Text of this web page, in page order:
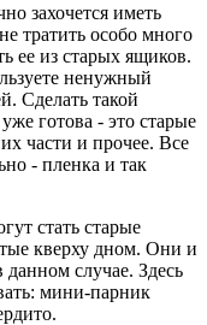
захочется иметь
тратить особо много
ее из старых ящиков.
ненужный
Сделать такой
готова - это старые
части и прочее. Все
- пленка и так
стать старые
кверху дном. Они и
данном случае. Здесь
мини-парник